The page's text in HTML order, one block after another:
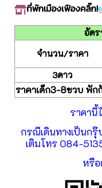
ที่พักเมืองเฟืองคลิ๊ก!
อัต
จำนวน/ราคา
3ดาว
ราคาเด็ก3-8ขวบ พัก
ราคานี้
กรณีเดินทางเป็นก
เติมโทร 084-
หรื